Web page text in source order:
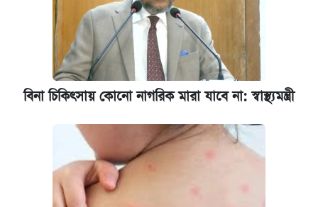
বিনা চিকিৎসায় কোনো নাগরিক মারা যাবে না: স্বাস্থ্যমন্ত্রী